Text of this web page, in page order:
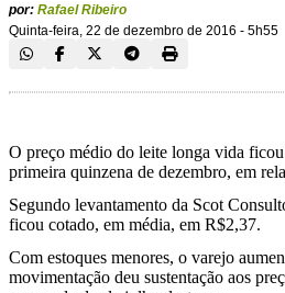
por: Rafael Ribeiro
Quinta-feira, 22 de dezembro de 2016 - 5h55
O preço médio do leite longa vida ficou
primeira quinzena de dezembro, em
Segundo levantamento da Scot
ficou cotado, em média, em R$2,37.
Com estoques menores, o varejo
movimentação deu sustentação aos